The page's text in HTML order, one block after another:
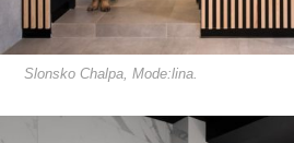
Slonsko Chalpa, Mode:lina.